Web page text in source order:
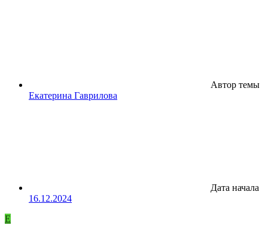
Автор темы
Екатерина Гаврилова
Дата начала
16.12.2024
Е